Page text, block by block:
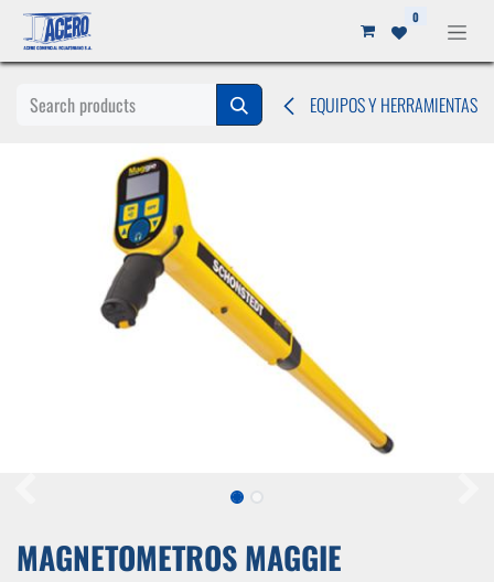
Ir al contenido 0
EQUIPOS Y HERRAMIENTAS
MAGNETOMETROS MAGGIE